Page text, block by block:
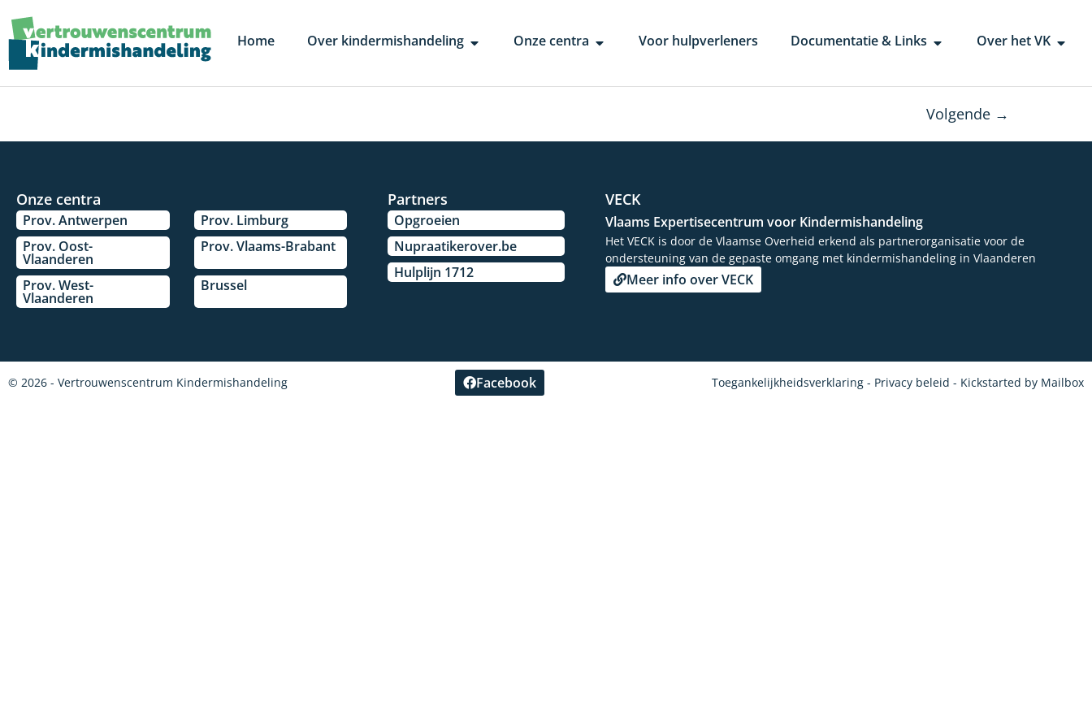
Home Over kindermishandeling Onze centra Voor hulpverleners Documentatie & Links Over het VK
Volgende →
Onze centra
Prov. Antwerpen
Prov. Limburg
Prov. Oost-
Vlaanderen
Prov. Vlaams-Brabant
Prov. West-
Vlaanderen
Brussel
Partners
Opgroeien
Nupraatikerover.be
Hulplijn 1712
VECK
Vlaams Expertisecentrum voor Kindermishandeling
Het VECK is door de Vlaamse Overheid erkend als partnerorganisatie voor de
ondersteuning van de gepaste omgang met kindermishandeling in Vlaanderen
Meer info over VECK
© 2026 - Vertrouwenscentrum Kindermishandeling Facebook Toegankelijkheidsverklaring - Privacy beleid - Kickstarted by Mailbox